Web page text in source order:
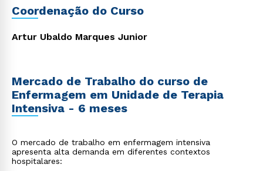
Coordenação do Curso
Artur Ubaldo Marques Junior
Mercado de Trabalho do curso de
Enfermagem em Unidade de Terapia
Intensiva - 6 meses
O mercado de trabalho em enfermagem intensiva
apresenta alta demanda em diferentes contextos
hospitalares: